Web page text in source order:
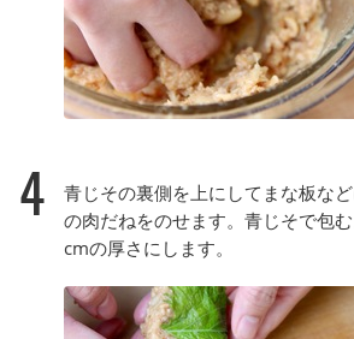
4
青じその裏側を上にしてまな板な
の肉だねをのせます。青じそで包
cmの厚さにします。